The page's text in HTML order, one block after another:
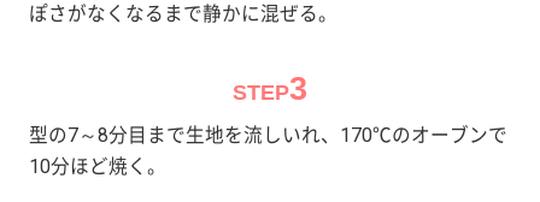
ぽさがなくなるまで静かに混ぜる。
STEP3
型の7～8分目まで生地を流しいれ、170℃のオーブンで
10分ほど焼く。